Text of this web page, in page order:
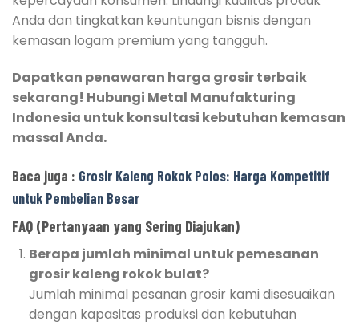
Anda dan tingkatkan keuntungan bisnis dengan
kemasan logam premium yang tangguh.
Dapatkan penawaran harga grosir terbaik
sekarang! Hubungi Metal Manufakturing
Indonesia untuk konsultasi kebutuhan kemasan
massal Anda.
Baca juga : Grosir Kaleng Rokok Polos: Harga Kompetitif
untuk Pembelian Besar
FAQ (Pertanyaan yang Sering Diajukan)
Berapa jumlah minimal untuk pemesanan
grosir kaleng rokok bulat?
Jumlah minimal pesanan grosir kami disesuaikan
dengan kapasitas produksi dan kebutuhan